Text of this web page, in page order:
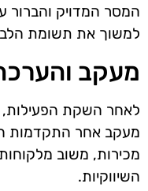
המסר המדויק והברור
למשוך את תשומת הלב
מעקב
לאחר השקת הפעילות,
מעקב אחר התקדמות
מכירות, משוב
השיווקיות.